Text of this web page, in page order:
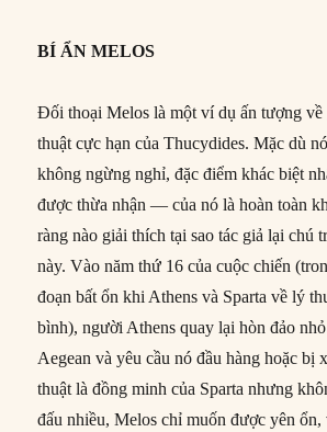
BÍ ẨN MELOS
Đối thoại Melos là một ví dụ ấn tượng về
thuật cực hạn của Thucydides. Mặc dù
không ngừng nghỉ, đặc điểm khác biệt
được thừa nhận — của nó là hoàn toàn
ràng nào giải thích tại sao tác giả lại chú
này. Vào năm thứ 16 của cuộc chiến
đoạn bất ổn khi Athens và Sparta về lý
bình), người Athens quay lại hòn đảo
Aegean và yêu cầu nó đầu hàng hoặc bị
thuật là đồng minh của Sparta nhưng
đấu nhiều, Melos chỉ muốn được yên ổn,